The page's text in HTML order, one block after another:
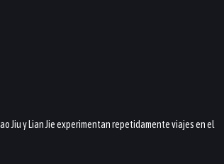
Jiu y Lian Jie experimentan repetidamente viajes en el